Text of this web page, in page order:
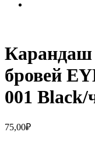
Карандаш
бровей
001
75,00₽